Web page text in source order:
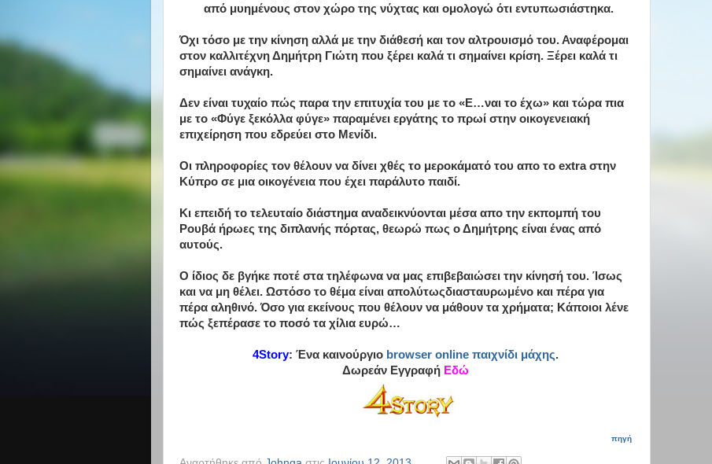
από μυημένους στον χώρο της νύχτας και ομολογώ ότι εντυπωσιάστηκα.
Όχι τόσο με την κίνηση αλλά με την διάθεσή και τον αλτρουισμό του. Αναφέρομαι
στον καλλιτέχνη Δημήτρη Γιώτη που ξέρει καλά τι σημαίνει κρίση. Ξέρει καλά τι
σημαίνει ανάγκη.
Δεν είναι τυχαίο πώς παρα την επιτυχία του με το «Ε…ναι το έχω» και τώρα πια
με το «Φύγε ξεκόλλα φύγε» παραμένει εργάτης το πρωί στην οικογενειακή
επιχείρηση που εδρεύει στο Μενίδι.
Οι πληροφορίες τον θέλουν να δίνει χθές το μεροκάματό του απο το extra στην
Κύπρο σε μια οικογένεια που έχει παράλυτο παιδί.
Κι επειδή το τελευταίο διάστημα αναδεικνύονται μέσα απο την εκπομπή του
Ρουβά ήρωες της διπλανής πόρτας, θεωρώ πως ο Δημήτρης είναι ένας από
αυτούς.
Ο ίδιος δε βγήκε ποτέ στα τηλέφωνα να μας επιβεβαιώσει την κίνησή του. Ίσως
και να μη θέλει. Ωστόσο το θέμα είναι απολύτωςδιασταυρωμένο και πέρα για
πέρα αληθινό. Όσο για εκείνους που θέλουν να μάθουν τα χρήματα; Κάποιοι λένε
πώς ξεπέρασε το ποσό τα χίλια ευρώ…
4Story: Ένα καινούργιο browser online παιχνίδι μάχης.
Δωρεάν Εγγραφή Εδώ
πηγή